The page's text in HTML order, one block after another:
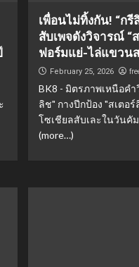
เพื่อนไม่ทิ้งกัน! “กรี
สับเพจดังวิจารณ์ “ส
ฟอร์มแย่-ไล่แขวน
February 25, 2026
BK8 - มิตรภาพเหนือค
ลิช" กางปีกป้อง "สเตอ
โซเชียลสับเละในวันคั
(more…)